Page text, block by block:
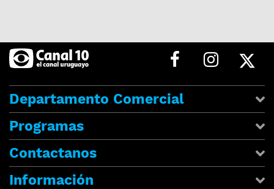
Departamento Comercial
Programas
Contactanos
Información